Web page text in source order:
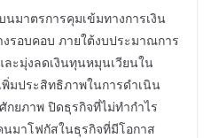
มาตรการคุมเข้มทางการเงิน
รอบคอบ ภายใต้งบประมาณการ
ะมุ่งลดเงินทุนหมุนเวียนใน
พิ่มประสิทธิภาพในการดำเนิน
ยภาพ ปิดธุรกิจที่ไม่ทำกำไร
มาโฟกัสในธุรกิจที่มีโอกาส